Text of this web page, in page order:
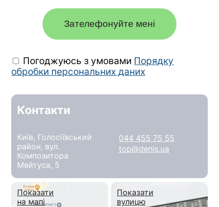
Зателефонуйте мені
Погоджуюсь з умовами Порядку
обробки персональних даних
Контакти
Київ, Голосіївський
район, вул.
Композитора
Мейтуса, 5
044 455 75 55
top@denis.ua
Показати
на мапі
Показати
вулицю